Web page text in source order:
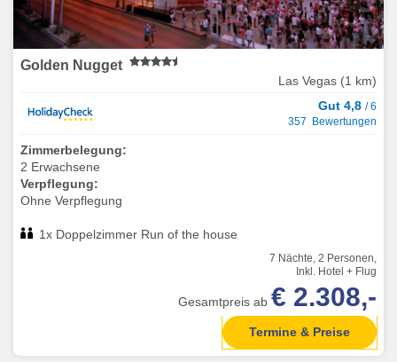
Golden Nugget
Las Vegas (1 km)
Gut 4,8 / 6
357 Bewertungen
Zimmerbelegung:
2 Erwachsene
Verpflegung:
Ohne Verpflegung
1x Doppelzimmer Run of the house
7 Nächte, 2 Personen,
Inkl. Hotel + Flug
Gesamtpreis ab € 2.308,-
Termine & Preise